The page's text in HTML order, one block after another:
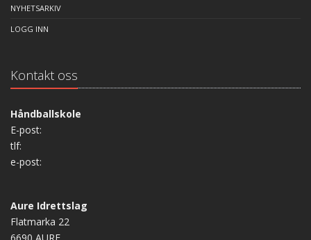
NYHETSARKIV
LOGG INN
Kontakt oss
Håndballskole
E-post:
tlf:
e-post:
Aure Idrettslag
Flatmarka 22